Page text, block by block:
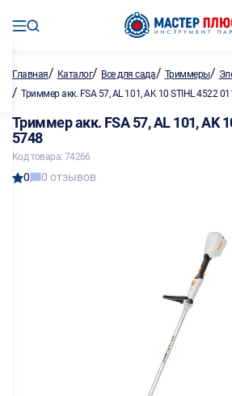
Главная/ Каталог/ Все для сада/ Триммеры/
/ Триммер акк. FSA 57, AL 101, AK 10 STIHL 4522
Триммер акк. FSA 57, AL 101, AK
5748
Код товара: 74266
0 0 отзывов